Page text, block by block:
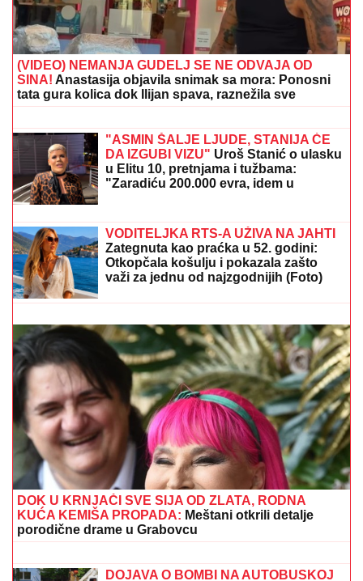
SKANDAL POSLE "ELITE"Anastasijin otac zvao
Borinu porodicu, pa napravio DAR-MAR! Tenzije
eskalirale u porodični rat, pa usledio OBRT
Pevačica deci ništa nije ostavila od
imovine, u testamentu pisalo da je sve
dodelila državi: "Ispunila je svoje
obećanje"
KVOTE "PADALICE":Kladionice
pomažu i ovog četvrtka
(VIDEO) NEMANJA GUDELJ SE NE ODVAJA OD
SINA!Anastasija objavila snimak sa mora: Ponosni
tata gura kolica dok Ilijan spava, raznežila sve
"IMALI SMO RASPRAVU"Terza
progovorio o susretu sa Milicom u
Crnoj Gori: "Zamera mi što nisam
ostao uz njih, ne treba da budemo
Kulići" (VIDEO)
"ASMIN ŠALJE LJUDE, STANIJA ĆE
DA IZGUBI VIZU"
"Zaradiću 200.000 evra, idem u